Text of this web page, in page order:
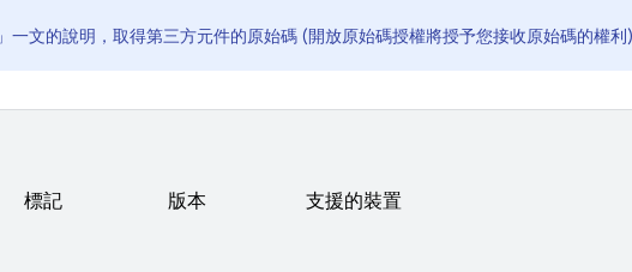
」一文的說明，取得第三方元件的原始碼 (開放原始碼授權將授予您接收原始碼的權利)
標記 版本 支援的裝置